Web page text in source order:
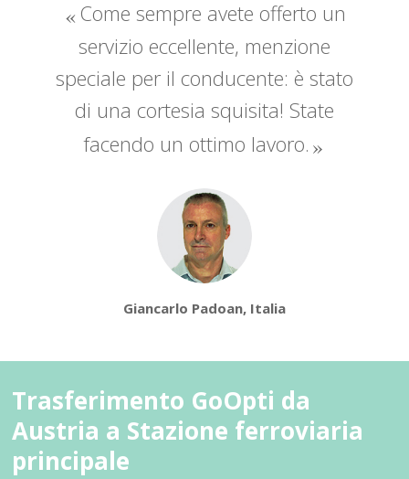
Come sempre avete offerto un
servizio eccellente, menzione
speciale per il conducente: è stato
di una cortesia squisita! State
facendo un ottimo lavoro.
Giancarlo Padoan, Italia
Trasferimento GoOpti da
Austria a Stazione ferroviaria
principale